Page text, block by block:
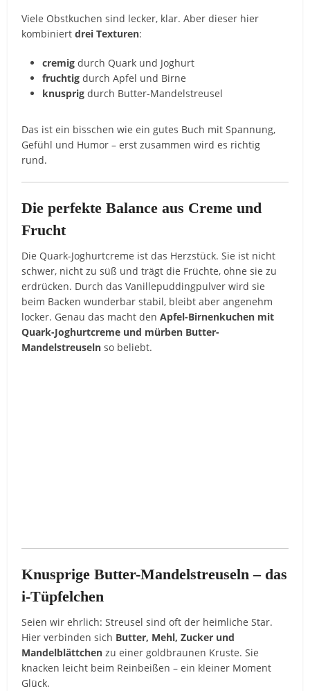
Viele Obstkuchen sind lecker, klar. Aber dieser hier
kombiniertdrei Texturen:
cremig durch Quark und Joghurt
fruchtig durch Apfel und Birne
knusprig durch Butter-Mandelstreusel
Das ist ein bisschen wie ein gutes Buch mit Spannung,
Gefühl und Humor – erst zusammen wird es richtig
rund.
Die perfekte Balance aus Creme und
Frucht
Die Quark-Joghurtcreme ist das Herzstück. Sie ist nicht
schwer, nicht zu süß und trägt die Früchte, ohne sie zu
erdrücken. Durch das Vanillepuddingpulver wird sie
beim Backen wunderbar stabil, bleibt aber angenehm
locker. Genau das macht denApfel-Birnenkuchen mit
Quark-Joghurtcreme und mürben Butter-
Mandelstreuseln so beliebt.
Knusprige Butter-Mandelstreuseln – das
i-Tüpfelchen
Seien wir ehrlich: Streusel sind oft der heimliche Star.
Hier verbinden sich Butter, Mehl, Zucker und
Mandelblättchen zu einer goldbraunen Kruste. Sie
knacken leicht beim Reinbeißen – ein kleiner Moment
Glück.